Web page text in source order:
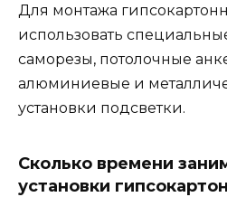
Для монтажа
использовать
саморезы, потолочные
алюминиевые и
установки подсветки.
Сколько времени
установки